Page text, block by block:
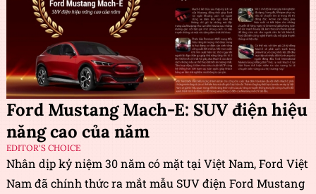
Ford Mustang Mach-E: SUV điện hiệu
năng cao của năm
EDITOR'S CHOICE
Nhân dịp kỷ niệm 30 năm có mặt tại Việt Nam, Ford Việt
Nam đã chính thức ra mắt mẫu SUV điện Ford Mustang